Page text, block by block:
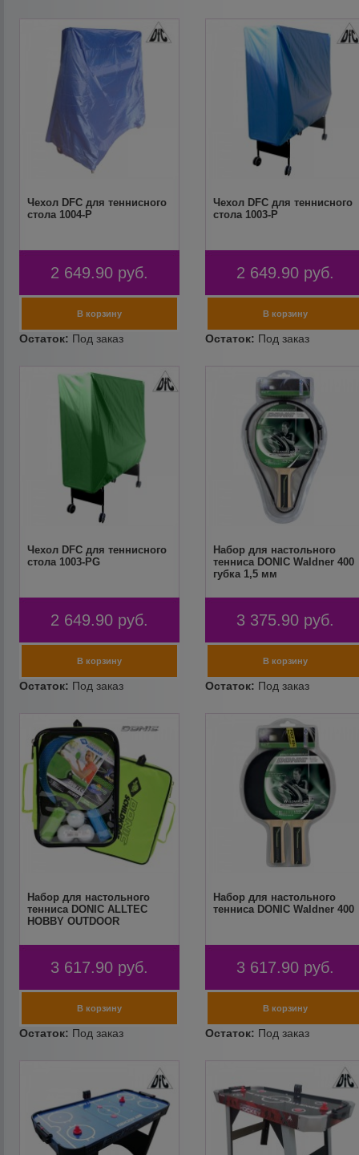
Чехол DFC для теннисного
стола 1004-P
2 649.90 руб.
Чехол DFC для теннисного
стола 1003-P
2 649.90 руб.
Чехол DFC для теннисного
стола 1003-PG
2 649.90 руб.
Набор для настольного
тенниса DONIC Waldner 400
губка 1,5 мм
3 375.90 руб.
Набор для настольного
тенниса DONIC ALLTEC
HOBBY OUTDOOR
3 617.90 руб.
Набор для настольного
тенниса DONIC Waldner 400
3 617.90 руб.